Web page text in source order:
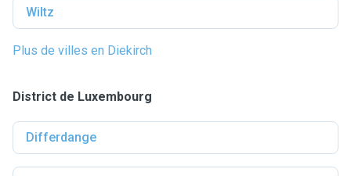
Wiltz
Plus de villes en Diekirch
District de Luxembourg
Differdange